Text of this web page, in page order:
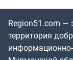
Region51.com —
территория
информационно-